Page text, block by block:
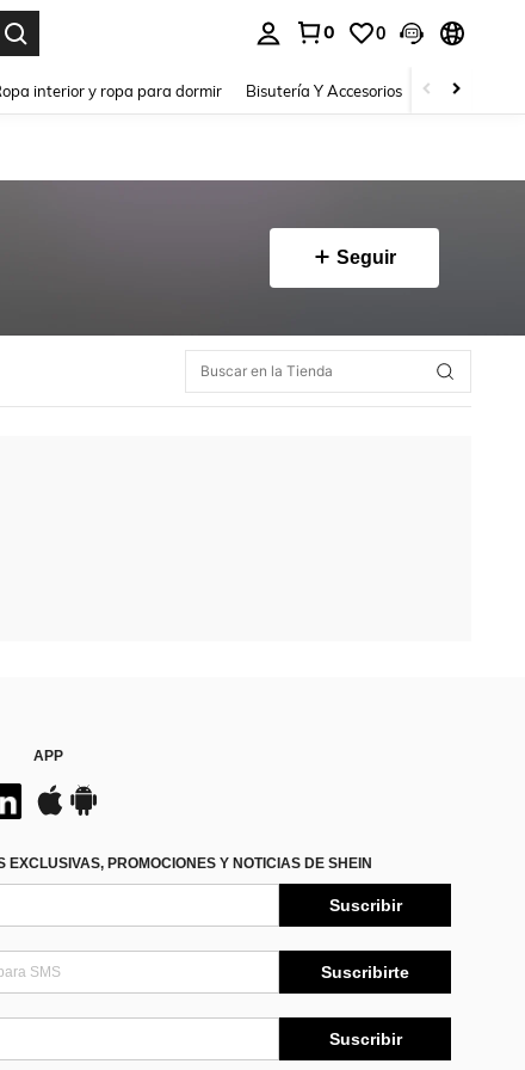
0 0
interior y ropa para dormir Bisutería Y Accesorios Zapatos
Seguir
APP
PROMOCIONES Y NOTICIAS DE SHEIN
Suscribir
Suscribirte
Suscribir